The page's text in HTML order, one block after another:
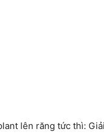
lên răng tức thì: